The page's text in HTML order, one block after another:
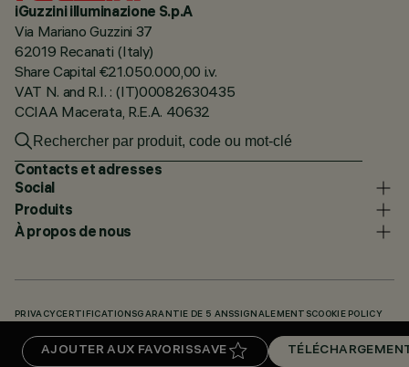
AJOUTER AUX FAVORISSAVE
iGuzzini illuminazione S.p.A
Via Mariano Guzzini 37
62019 Recanati (Italy)
Share Capital €21.050.000,00 i.v.
VAT N. and R.I. : (IT)00082630435
CCIAA Macerata, R.E.A. 40632
Contacts et adresses
Social
Produits
À propos de nous
PRIVACY CERTIFICATIONSGARANTIE DE 5 ANSSIGNALEMENTSCOOKIE POLICY
TÉLÉCHARGEMENTS